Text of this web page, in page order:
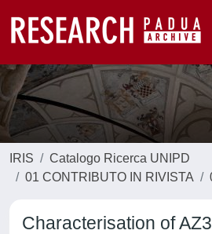
IRIS
Catalogo Ricerca UNIPD
01 CONTRIBUTO IN RIVISTA
Characterisation of